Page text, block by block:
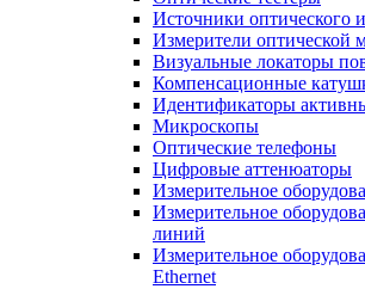
Источники оптического
Измерители оптической
Визуальные локаторы
Компенсационные
Идентификаторы
Микроскопы
Оптические телефоны
Цифровые аттенюаторы
Измерительное
Измерительное
линий
Измерительное
Ethernet